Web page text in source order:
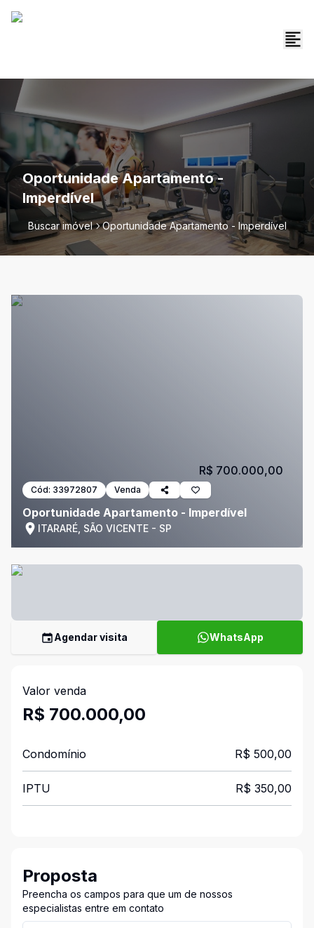
Oportunidade Apartamento -
Imperdível
Buscar imóvel Oportunidade Apartamento - Imperdível
Cód: 33972807 Venda
Oportunidade Apartamento - Imperdível
ITARARÉ, SÃO VICENTE - SP
R$ 700.000,00
Agendar visita WhatsApp
Valor venda
R$ 700.000,00
Condomínio R$ 500,00
IPTU R$ 350,00
Proposta
Preencha os campos para que um de nossos
especialistas entre em contato